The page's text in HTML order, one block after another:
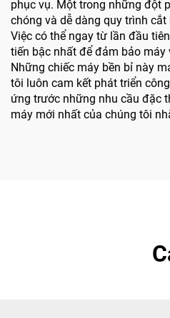
phục vụ. Một trong những đột
chóng và dễ dàng quy trình
Việc có thể ngay từ lần đầu
tiến bậc nhất để đảm bảo
Những chiếc máy bền bỉ này
tôi luôn cam kết phát triển
ứng trước những nhu cầu đặc
máy mới nhất của chúng tôi